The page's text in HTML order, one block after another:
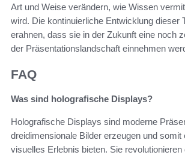
Art und Weise verändern, wie Wissen
wird. Die kontinuierliche Entwicklung dieser
erahnen, dass sie in der Zukunft eine noch
der Präsentationslandschaft einnehmen
FAQ
Was sind holografische Displays?
Holografische Displays sind moderne
dreidimensionale Bilder erzeugen und
visuelles Erlebnis bieten. Sie revolutionieren